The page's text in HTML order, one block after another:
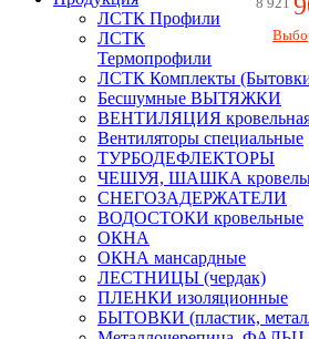
ЛСТК Профили
ЛСТК
Термопрофили
ЛСТК Комплекты
Бесшумные ВЫТЯЖКИ
ВЕНТИЛЯЦИЯ
Вентиляторы специальные
ТУРБОДЕФЛЕКТОРЫ
ЧЕШУЯ, ШАШКА
СНЕГОЗАДЕРЖАТЕЛИ
ВОДОСТОКИ кровельные
ОКНА
ОКНА мансардные
ЛЕСТНИЦЫ (чердак)
ПЛЕНКИ изоляционные
БЫТОВКИ (пластик,